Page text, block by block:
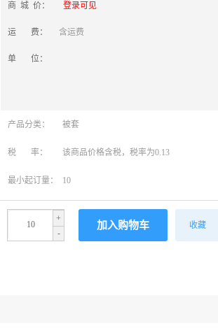
商 城 价： 登录可见
运 费： 含运费
单 位：
产品分类： 被套
税 率： 该商品价格含税，税率为0.13
最小起订量： 10
-
+
收藏